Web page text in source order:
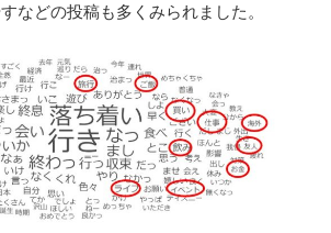
などの投稿も多くみられました。